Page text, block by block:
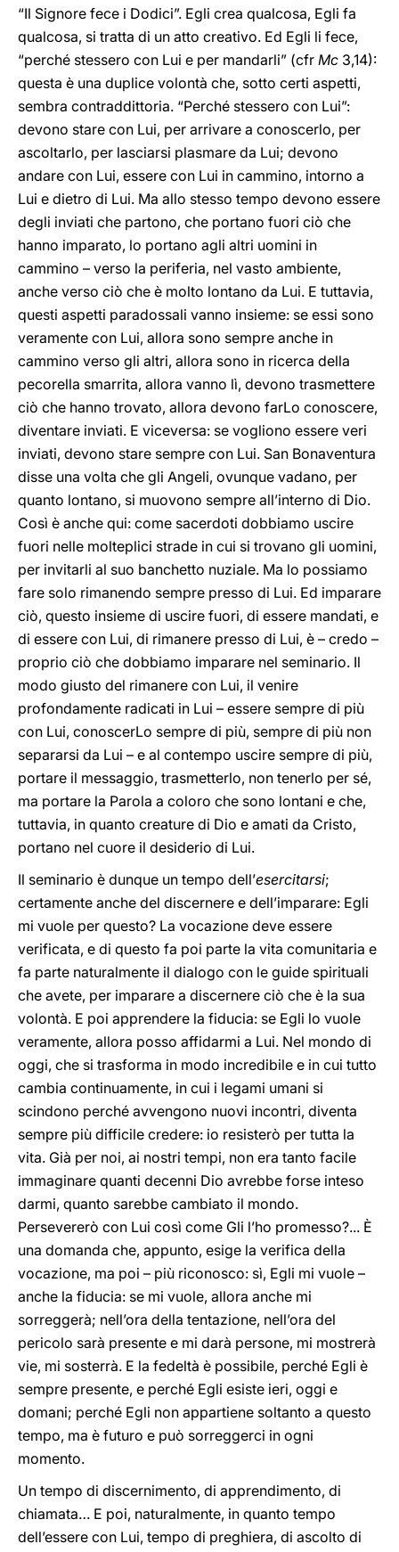
“Il Signore fece i Dodici”. Egli crea qualcosa, Egli fa
qualcosa, si tratta di un atto creativo. Ed Egli li fece,
“perché stessero con Lui e per mandarli” (cfr Mc 3,14):
questa è una duplice volontà che, sotto certi aspetti,
sembra contraddittoria. “Perché stessero con Lui”:
devono stare con Lui, per arrivare a conoscerlo, per
ascoltarlo, per lasciarsi plasmare da Lui; devono
andare con Lui, essere con Lui in cammino, intorno a
Lui e dietro di Lui. Ma allo stesso tempo devono essere
degli inviati che partono, che portano fuori ciò che
hanno imparato, lo portano agli altri uomini in
cammino – verso la periferia, nel vasto ambiente,
anche verso ciò che è molto lontano da Lui. E tuttavia,
questi aspetti paradossali vanno insieme: se essi sono
veramente con Lui, allora sono sempre anche in
cammino verso gli altri, allora sono in ricerca della
pecorella smarrita, allora vanno lì, devono trasmettere
ciò che hanno trovato, allora devono farLo conoscere,
diventare inviati. E viceversa: se vogliono essere veri
inviati, devono stare sempre con Lui. San Bonaventura
disse una volta che gli Angeli, ovunque vadano, per
quanto lontano, si muovono sempre all’interno di Dio.
Così è anche qui: come sacerdoti dobbiamo uscire
fuori nelle molteplici strade in cui si trovano gli uomini,
per invitarli al suo banchetto nuziale. Ma lo possiamo
fare solo rimanendo sempre presso di Lui. Ed imparare
ciò, questo insieme di uscire fuori, di essere mandati, e
di essere con Lui, di rimanere presso di Lui, è – credo –
proprio ciò che dobbiamo imparare nel seminario. Il
modo giusto del rimanere con Lui, il venire
profondamente radicati in Lui – essere sempre di più
con Lui, conoscerLo sempre di più, sempre di più non
separarsi da Lui – e al contempo uscire sempre di più,
portare il messaggio, trasmetterlo, non tenerlo per sé,
ma portare la Parola a coloro che sono lontani e che,
tuttavia, in quanto creature di Dio e amati da Cristo,
portano nel cuore il desiderio di Lui.
Il seminario è dunque un tempo dell’esercitarsi;
certamente anche del discernere e dell’imparare: Egli
mi vuole per questo? La vocazione deve essere
verificata, e di questo fa poi parte la vita comunitaria e
fa parte naturalmente il dialogo con le guide spirituali
che avete, per imparare a discernere ciò che è la sua
volontà. E poi apprendere la fiducia: se Egli lo vuole
veramente, allora posso affidarmi a Lui. Nel mondo di
oggi, che si trasforma in modo incredibile e in cui tutto
cambia continuamente, in cui i legami umani si
scindono perché avvengono nuovi incontri, diventa
sempre più difficile credere: io resisterò per tutta la
vita. Già per noi, ai nostri tempi, non era tanto facile
immaginare quanti decenni Dio avrebbe forse inteso
darmi, quanto sarebbe cambiato il mondo.
Persevererò con Lui così come Gli l’ho promesso?... È
una domanda che, appunto, esige la verifica della
vocazione, ma poi – più riconosco: sì, Egli mi vuole –
anche la fiducia: se mi vuole, allora anche mi
sorreggerà; nell’ora della tentazione, nell’ora del
pericolo sarà presente e mi darà persone, mi mostrerà
vie, mi sosterrà. E la fedeltà è possibile, perché Egli è
sempre presente, e perché Egli esiste ieri, oggi e
domani; perché Egli non appartiene soltanto a questo
tempo, ma è futuro e può sorreggerci in ogni
momento.
Un tempo di discernimento, di apprendimento, di
chiamata… E poi, naturalmente, in quanto tempo
dell’essere con Lui, tempo di preghiera, di ascolto di